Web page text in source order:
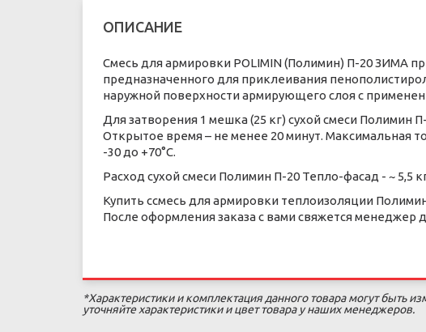
ОПИСАНИЕ
Смесь для армировки POLIMIN (Полимин) П-20 ЗИМА
предназначенного для приклеивания
наружной поверхности армирующего слоя с
Для затворения 1 мешка (25 кг) сухой смеси Полимин
Открытое время – не менее 20 минут. Максимальная
-30 до +70°С.
Расход сухой смеси Полимин П-20 Тепло-фасад - ~ 5,5
Купить ссмесь для армировки теплоизоляции
После оформления заказа с вами свяжется менеджер
*Характеристики и комплектация данного товара могут быть
уточняйте характеристики и цвет товара у наших менеджеров.